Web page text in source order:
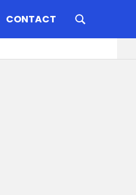
CONTACT